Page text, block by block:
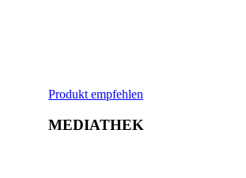
Produkt empfehlen
MEDIATHEK